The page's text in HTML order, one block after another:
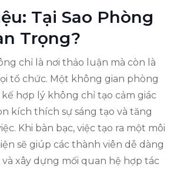
Tại Sao Phòng
Trọng?
chỉ là nơi thảo luận mà còn là
tổ chức. Một không gian phòng
hợp lý không chỉ tạo cảm giác
kích thích sự sáng tạo và tăng
Khi bàn bạc, việc tạo ra một môi
sẽ giúp các thành viên dễ dàng
và xây dựng mối quan hệ hợp tác